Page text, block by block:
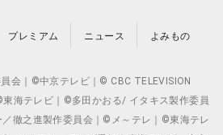
プレミアム ニュース よみもの
会｜©中京テレビ｜© CBC TELEVISION
海テレビ｜©多田かおる/ イタキス製作委員
徹之進製作委員会｜©メ～テレ｜©東海テレ